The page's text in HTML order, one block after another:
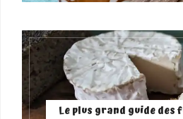
Le plus grand guide des